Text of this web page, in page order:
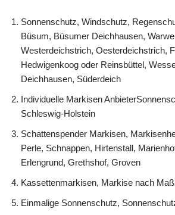
Sonnenschutz, Windschutz,
Büsum, Büsumer Deichhausen,
Westerdeichstrich, Oesterdeichstrich,
Hedwigenkoog oder Reinsbüttel,
Deichhausen, Süderdeich
Individuelle Markisen
Schleswig-Holstein
Schattenspender Markisen,
Perle, Schnappen, Hirtenstall,
Erlengrund, Grethshof, Groven
Kassettenmarkisen, Markise nach Maß
Einmalige Sonnenschutz,